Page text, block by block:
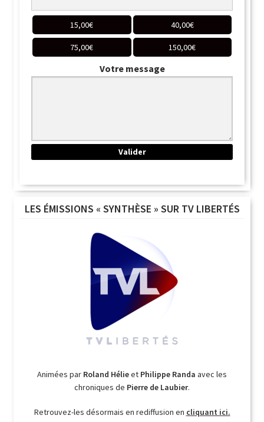
15,00€ 40,00€
75,00€ 150,00€
Votre message
LES ÉMISSIONS « SYNTHÈSE » SUR TV LIBERTÉS
Animées par Roland Hélieet Philippe Randa avec les
chroniques de Pierre de Laubier.
Retrouvez-les désormais en rediffusion en cliquant ici.